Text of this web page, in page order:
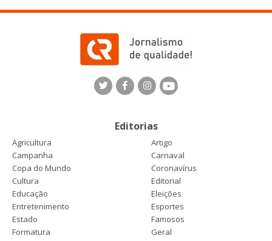
Editorias
Agricultura
Artigo
Campanha
Carnaval
Copa do Mundo
Coronavírus
Cultura
Editorial
Educação
Eleições
Entretenimento
Esportes
Estado
Famosos
Formatura
Geral